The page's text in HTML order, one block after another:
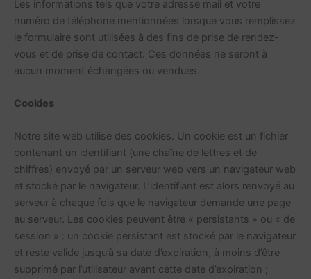
Les informations tels que votre adresse mail et votre
numéro de téléphone mentionnées lorsque vous remplissez
le formulaire sont utilisées à des fins de prise de rendez-
vous et de prise de contact. Ces données ne seront à
aucun moment échangées ou vendues.
Cookies
Notre site web utilise des cookies. Un cookie est un fichier
contenant un identifiant (une chaîne de lettres et de
chiffres) envoyé par un serveur web vers un navigateur web
et stocké par le navigateur. L’identifiant est alors renvoyé au
serveur à chaque fois que le navigateur demande une page
au serveur. Les cookies peuvent être « persistants » ou « de
session » : un cookie persistant est stocké par le navigateur
et reste valide jusqu’à sa date d’expiration, à moins d’être
supprimé par l’utilisateur avant cette date d’expiration ;